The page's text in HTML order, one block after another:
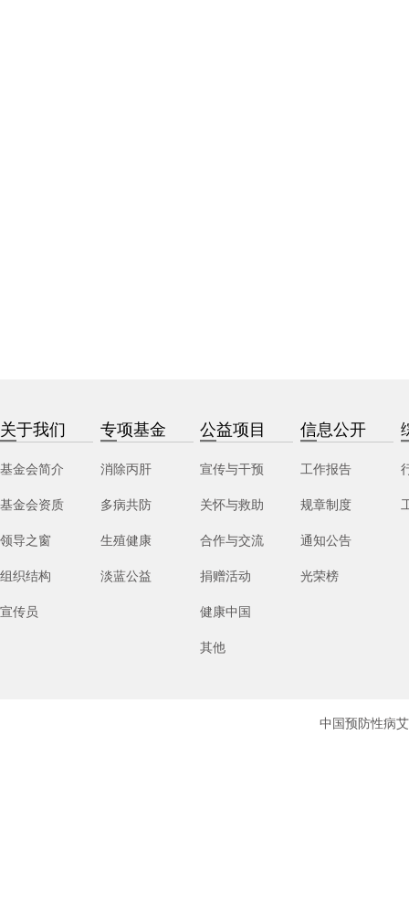
关于我们
基金会简介
基金会资质
领导之窗
组织结构
宣传员
专项基金
消除丙肝
多病共防
生殖健康
淡蓝公益
公益项目
宣传与干预
关怀与救助
合作与交流
捐赠活动
健康中国
其他
信息公开
工作报告
规章制度
通知公告
光荣榜
中国预防性病